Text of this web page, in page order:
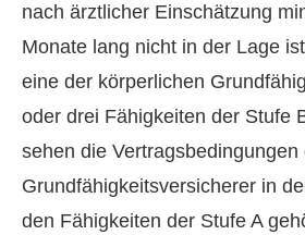
nach ärztlicher Einschätzung
Monate lang nicht in der Lage
eine der körperlichen
oder drei Fähigkeiten der Stufe
sehen die Vertragsbedingungen
Grundfähigkeitsversicherer in
den Fähigkeiten der Stufe A